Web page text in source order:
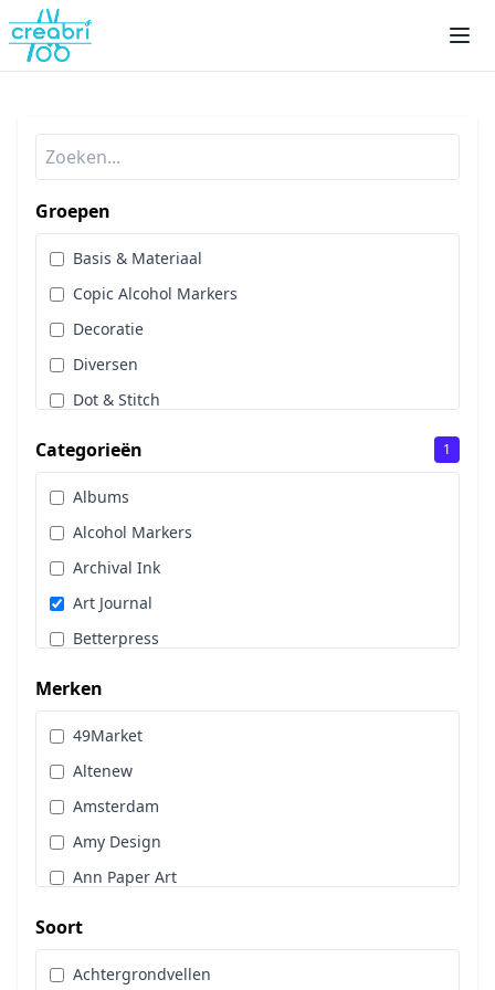
Groepen
Basis & Materiaal
Copic Alcohol Markers
Decoratie
Diversen
Dot & Stitch
Sale
Stans, Embos & Stencils
Stempels
Workshoppakket
Pan Pastel
Categorieën 1
Albums
Alcohol Markers
Archival Ink
Art Journal
Betterpress
Brads
Cadence
Designpapier
Distress Oxide Spray
Distress Spritz
Divers
Dot & Do
Embossingpoeder
Merken
49Market
Altenew
Amsterdam
Amy Design
Ann Paper Art
Art Impressions
Art Journaling
Soort
Achtergrondvellen